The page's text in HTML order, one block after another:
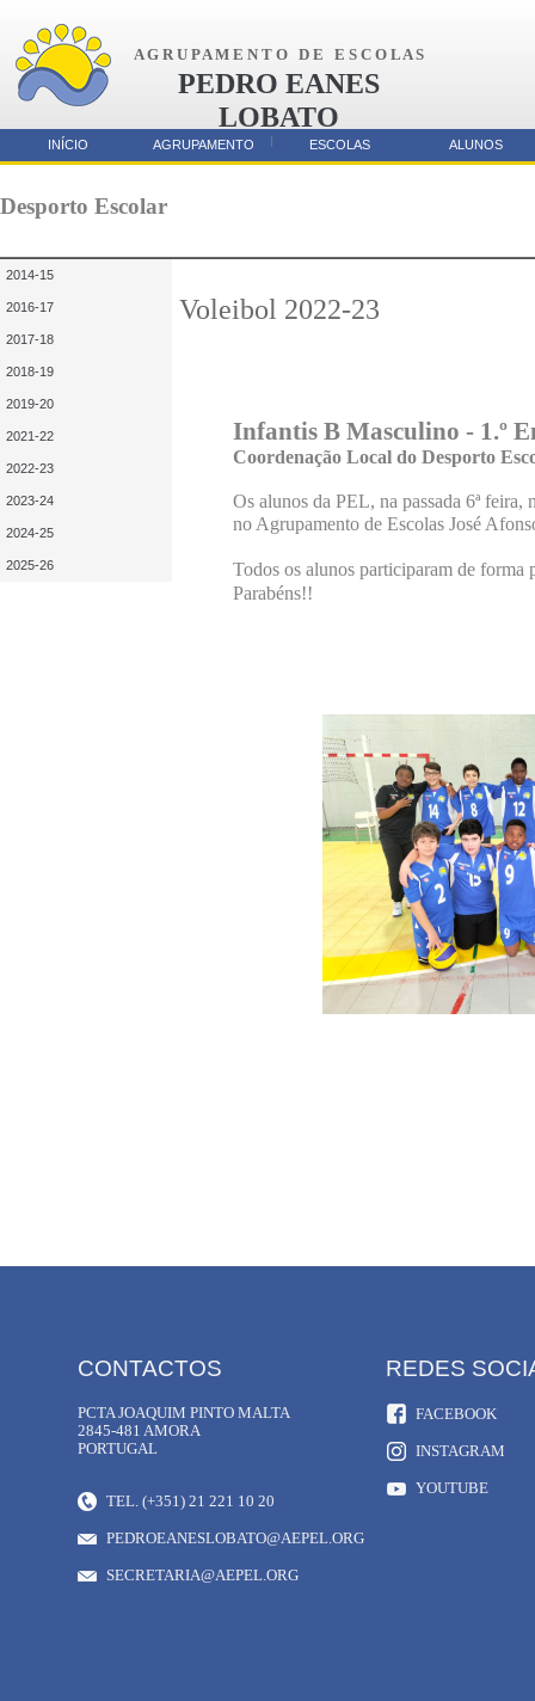
A G R U P A M E N T O D E E S C O L A S
PEDRO EANES
LOBATO
AMORA
Voleibol 2022-23
Infantis B Masculino - 1.º
Coordenação Local do Desporto
Os alunos da PEL, na passada 6ª
no Agrupamento de Escolas José
Todos os alunos participaram de
Parabéns!!
Parcerias
2014-15
2016-17
2017-18
2018-19
2019-20
2021-22
2022-23
2023-24
2024-25
2025-26
Desporto Escolar
INÍCIO AGRUPAMENTO ESCOLAS ALUNOS
TEL. (+351) 21 221 10 20
PEDROEANESLOBATO@AEPEL.ORG
SECRETARIA@AEPEL.ORG
FACEBOOK
INSTAGRAM
YOUTUBE
CONTACTOS
PCTA JOAQUIM PINTO MALTA
2845-481 AMORA
PORTUGAL
REDES